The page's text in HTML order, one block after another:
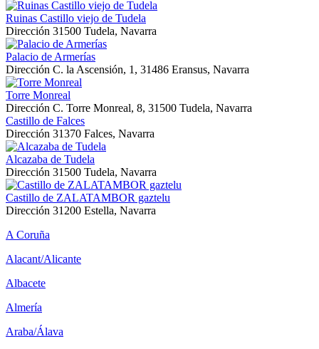
Ruinas Castillo viejo de Tudela
Dirección 31500 Tudela, Navarra
Palacio de Armerías
Dirección C. la Ascensión, 1, 31486 Eransus, Navarra
Torre Monreal
Dirección C. Torre Monreal, 8, 31500 Tudela, Navarra
Castillo de Falces
Dirección 31370 Falces, Navarra
Alcazaba de Tudela
Dirección 31500 Tudela, Navarra
Castillo de ZALATAMBOR gaztelu
Dirección 31200 Estella, Navarra
A Coruña
Alacant/Alicante
Albacete
Almería
Araba/Álava